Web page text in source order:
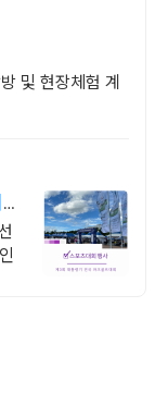
및 현장체험 계